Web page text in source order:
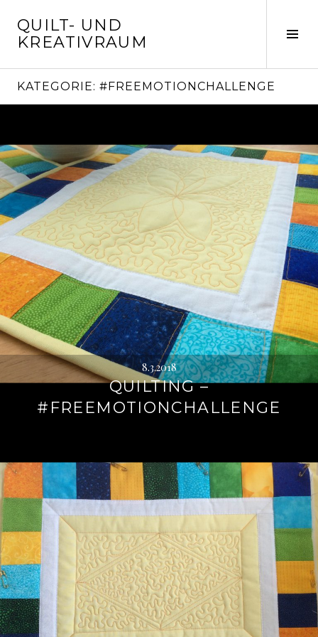
zum
Inhalt
QUILT- UND
KREATIVRAUM
KATEGORIE: #FREEMOTIONCHALLENGE
8.3.2018
QUILTING –
#FREEMOTIONCHALLENGE